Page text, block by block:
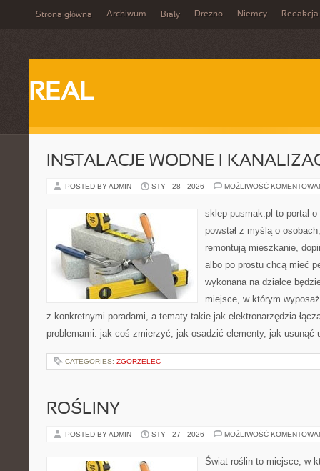
Strona główna Archiwum Biały Drezno Niemcy Redakcja
REAL
INSTALACJE WODNE I
POSTED BY ADMIN STY - 28 - 2026 MOŻLIWOŚĆ
sklep-pusmak.pl to portal
powstał z myślą o
remontują mieszkanie,
albo po prostu chcą mieć
wykonana na działce
miejsce, w którym
z konkretnymi poradami, a tematy takie jak elektronarzędzia
problemami: jak coś zmierzyć, jak osadzić elementy, jak
CATEGORIES: ZGORZELEC
ROŚLINY
POSTED BY ADMIN STY - 27 - 2026 MOŻLIWOŚĆ
Świat roślin to miejsce, w